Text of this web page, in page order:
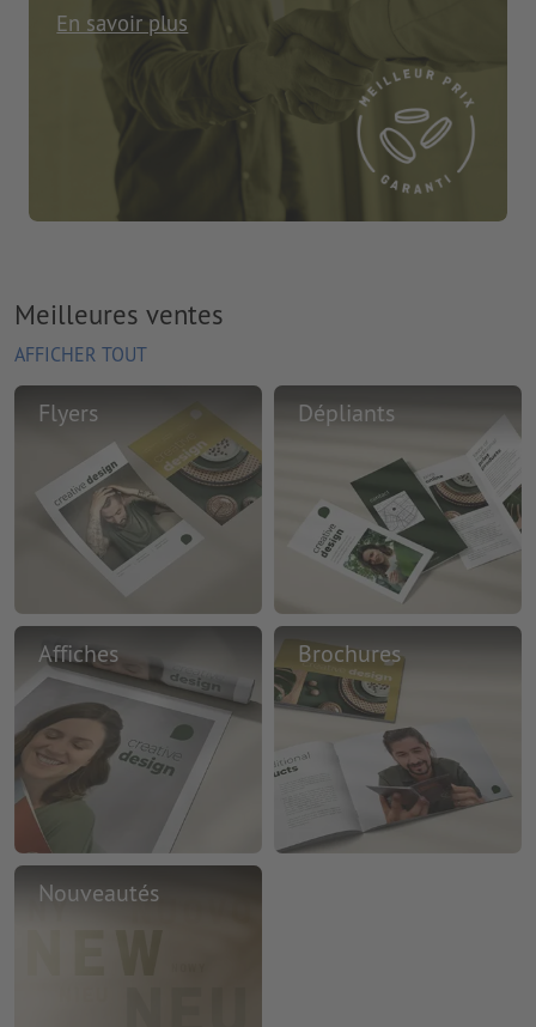
En savoir plus
Meilleures ventes
AFFICHER TOUT
Flyers Dépliants
Affiches Brochures
Nouveautés